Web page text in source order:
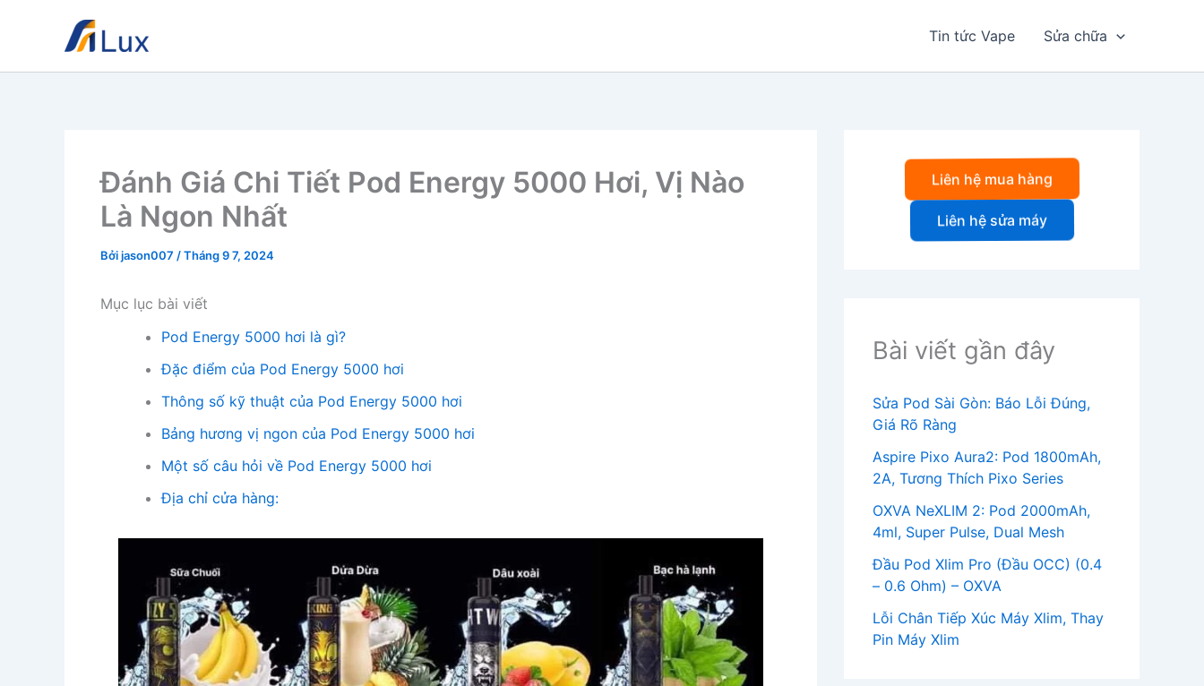
Tin tức Vape Sửa chữa
Đánh Giá Chi Tiết Pod Energy 5000 Hơi, Vị Nào
Là Ngon Nhất
Bởijason007 /Tháng 9 7, 2024
Mục lục bài viết
Pod Energy 5000 hơi là gì?
Đặc điểm của Pod Energy 5000 hơi
Thông số kỹ thuật của Pod Energy 5000 hơi
Bảng hương vị ngon của Pod Energy 5000 hơi
Một số câu hỏi về Pod Energy 5000 hơi
Địa chỉ cửa hàng:
Liên hệ mua hàng
Liên hệ sửa máy
Bài viết gần đây
Sửa Pod Sài Gòn: Báo Lỗi Đúng,
Giá Rõ Ràng
Aspire Pixo Aura2: Pod 1800mAh,
2A, Tương Thích Pixo Series
OXVA NeXLIM 2: Pod 2000mAh,
4ml, Super Pulse, Dual Mesh
Đầu Pod Xlim Pro (Đầu OCC) (0.4
– 0.6 Ohm) – OXVA
Lỗi Chân Tiếp Xúc Máy Xlim, Thay
Pin Máy Xlim